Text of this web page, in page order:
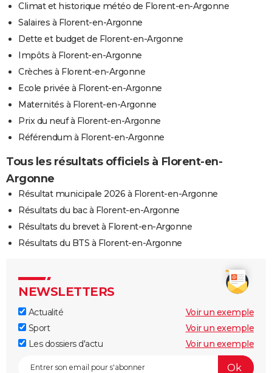
Climat et historique météo de Florent-en-Argonne
Salaires à Florent-en-Argonne
Dette et budget de Florent-en-Argonne
Impôts à Florent-en-Argonne
Crèches à Florent-en-Argonne
Ecole privée à Florent-en-Argonne
Maternités à Florent-en-Argonne
Prix du neuf à Florent-en-Argonne
Référendum à Florent-en-Argonne
Tous les résultats officiels à Florent-en-
Argonne
Résultat municipale 2026 à Florent-en-Argonne
Résultats du bac à Florent-en-Argonne
Résultats du brevet à Florent-en-Argonne
Résultats du BTS à Florent-en-Argonne
NEWSLETTERS
Actualité
Voir un exemple
Sport
Voir un exemple
Les dossiers d'actu
Voir un exemple